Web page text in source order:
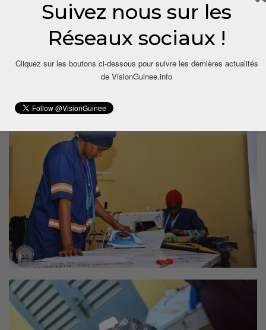
Suivez nous sur les
Réseaux sociaux !
Cliquez sur les boutons ci-dessous pour suivre les dernières actualités
de VisionGuinee.info